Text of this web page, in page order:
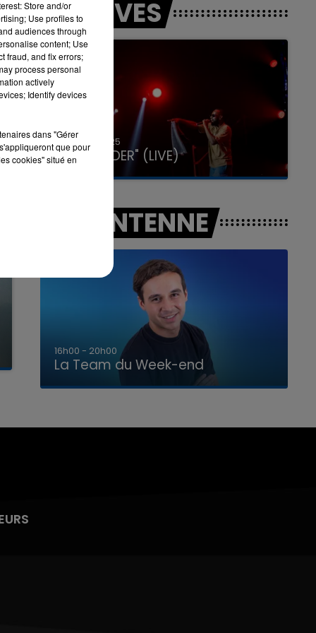
LA TEAM DU WEEK-END
LES LIVES
31 janvier 2025
GIMS "SPIDER" (LIVE)
A L'ANTENNE
7h00 - 12h00
La Team du Week-end
Store and/or
Use profiles to
audiences through
content; Use
fraud, and fix errors;
process personal
actively
Identify devices
dans "Gérer
que pour
cookies" situé en